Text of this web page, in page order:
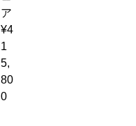
ア
¥4
1
5,
80
0